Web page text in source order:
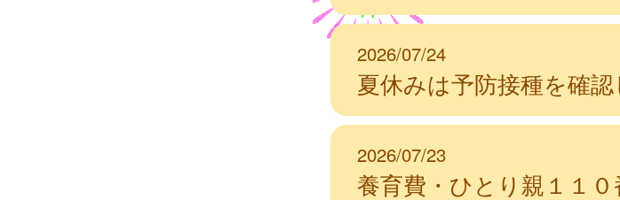
2026/07/24
夏休みは予防接種を確認
2026/07/23
養育費・ひとり親１１